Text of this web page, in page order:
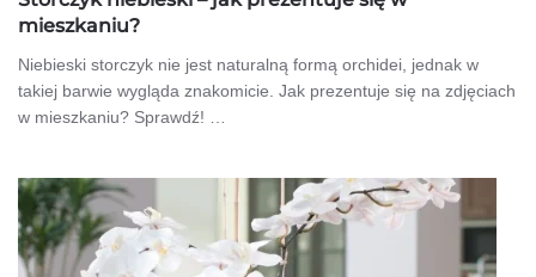
mieszkaniu?
Niebieski storczyk nie jest naturalną formą orchidei, jednak w
takiej barwie wygląda znakomicie. Jak prezentuje się na zdjęciach
w mieszkaniu? Sprawdź! …